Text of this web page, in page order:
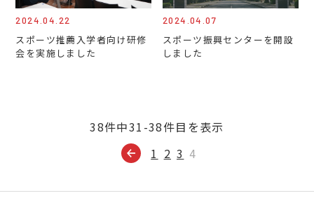
2024.04.22
スポーツ推薦入学者向け研修
会を実施しました
2024.04.07
スポーツ振興センターを開設
しました
38件中31-38件目を表示
1 2 3 4